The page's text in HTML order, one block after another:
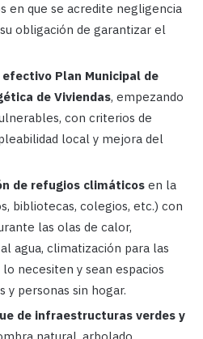
en que se acredite negligencia
obligación de garantizar el
Plan Municipal de
de Viviendas, empezando
con criterios de
local y mejora del
de refugios climáticos en la
bibliotecas, colegios, etc.) con
las olas de calor,
agua, climatización para las
lo necesiten y sean espacios
y personas sin hogar.
de infraestructuras verdes y